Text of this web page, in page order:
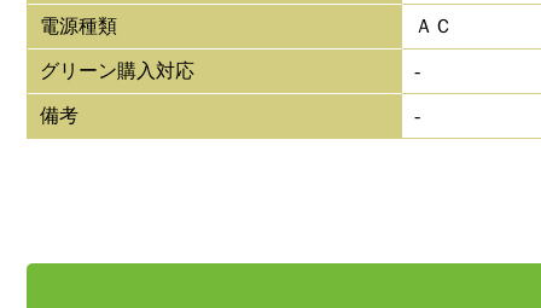
電源種類 ＡＣ
グリーン購入対応 -
備考 -